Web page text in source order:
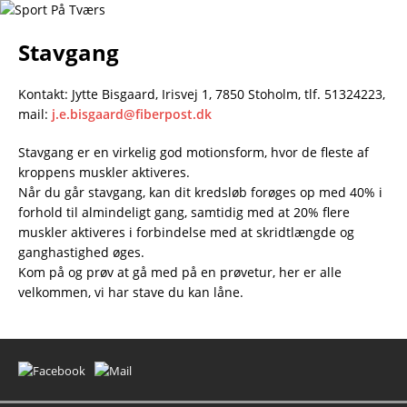
Stavgang
Kontakt: Jytte Bisgaard, Irisvej 1, 7850 Stoholm, tlf. 51324223,
mail: j.e.bisgaard@fiberpost.dk
Stavgang er en virkelig god motionsform, hvor de fleste af
kroppens muskler aktiveres.
Når du går stavgang, kan dit kredsløb forøges op med 40% i
forhold til almindeligt gang, samtidig med at 20% flere
muskler aktiveres i forbindelse med at skridtlængde og
ganghastighed øges.
Kom på og prøv at gå med på en prøvetur, her er alle
velkommen, vi har stave du kan låne.